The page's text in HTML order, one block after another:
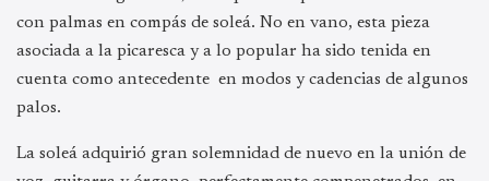
con palmas en compás de soleá. No en vano, esta pieza
asociada a la picaresca y a lo popular ha sido tenida en
cuenta como antecedente en modos y cadencias de algunos
palos.
La soleá adquirió gran solemnidad de nuevo en la unión de